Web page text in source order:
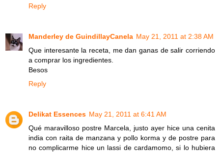
Reply
Manderley de GuindillayCanela May 21, 2011 at 2:38 AM
Que interesante la receta, me dan ganas de salir corriendo
a comprar los ingredientes.
Besos
Reply
Delikat Essences May 21, 2011 at 6:41 AM
Qué maravilloso postre Marcela, justo ayer hice una cenita
india con raita de manzana y pollo korma y de postre para
no complicarme hice un lassi de cardamomo, si lo hubiera